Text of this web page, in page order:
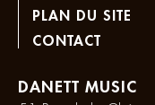
PLAN DU SITE
CONTACT
DANETT MUSIC